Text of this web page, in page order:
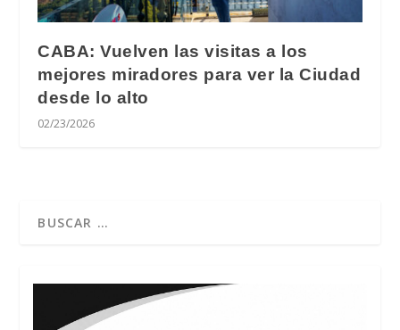
CABA: Vuelven las visitas a los
mejores miradores para ver la Ciudad
desde lo alto
02/23/2026